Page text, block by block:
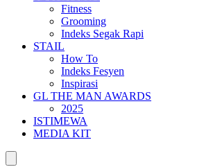
Fitness
Grooming
Indeks Segak Rapi
STAIL
How To
Indeks Fesyen
Inspirasi
GL THE MAN AWARDS
2025
ISTIMEWA
MEDIA KIT